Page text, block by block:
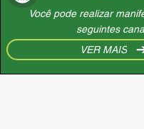
Você pode realizar
seguintes
VER MAIS